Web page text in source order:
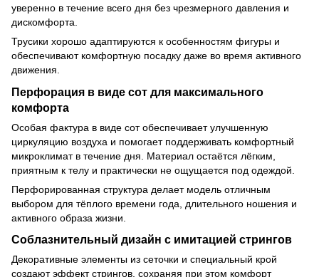
уверенно в течение всего дня без чрезмерного давления и
дискомфорта.
Трусики хорошо адаптируются к особенностям фигуры и
обеспечивают комфортную посадку даже во время активного
движения.
Перфорация в виде сот для максимального
комфорта
Особая фактура в виде сот обеспечивает улучшенную
циркуляцию воздуха и помогает поддерживать комфортный
микроклимат в течение дня. Материал остаётся лёгким,
приятным к телу и практически не ощущается под одеждой.
Перфорированная структура делает модель отличным
выбором для тёплого времени года, длительного ношения и
активного образа жизни.
Соблазнительный дизайн с имитацией стрингов
Декоративные элементы из сеточки и специальный крой
создают эффект стрингов, сохраняя при этом комфорт